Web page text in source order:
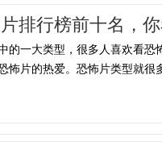
排行榜前十名，
的一大类型，很多人喜欢看
怖片的热爱。恐怖片类型就很